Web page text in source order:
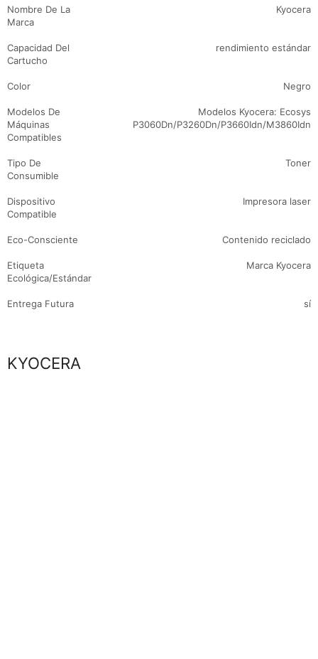
Nombre De La
Marca
Kyocera
Capacidad Del
Cartucho
rendimiento estándar
Color Negro
Modelos De
Máquinas
Compatibles
Modelos Kyocera: Ecosys
P3060Dn/P3260Dn/P3660Idn/M3860Idn
Tipo De
Consumible
Toner
Dispositivo
Compatible
Impresora laser
Eco-Consciente Contenido reciclado
Etiqueta
Ecológica/Estándar
Marca Kyocera
Entrega Futura sí
KYOCERA